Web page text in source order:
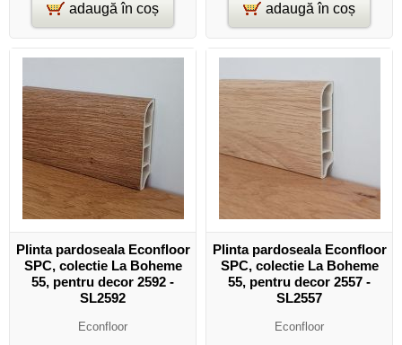
adaugă în coș adaugă în coș
Plinta pardoseala Econfloor
SPC, colectie La Boheme
55, pentru decor 2592 -
SL2592
Econfloor
Plinta pardoseala Econfloor
SPC, colectie La Boheme
55, pentru decor 2557 -
SL2557
Econfloor